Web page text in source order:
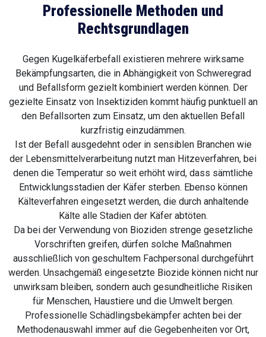
Professionelle Methoden und
Rechtsgrundlagen
Gegen Kugelkäferbefall existieren mehrere wirksame
Bekämpfungsarten, die in Abhängigkeit von Schweregrad
und Befallsform gezielt kombiniert werden können. Der
gezielte Einsatz von Insektiziden kommt häufig punktuell an
den Befallsorten zum Einsatz, um den aktuellen Befall
kurzfristig einzudämmen.
Ist der Befall ausgedehnt oder in sensiblen Branchen wie
der Lebensmittelverarbeitung nutzt man Hitzeverfahren, bei
denen die Temperatur so weit erhöht wird, dass sämtliche
Entwicklungsstadien der Käfer sterben. Ebenso können
Kälteverfahren eingesetzt werden, die durch anhaltende
Kälte alle Stadien der Käfer abtöten.
Da bei der Verwendung von Bioziden strenge gesetzliche
Vorschriften greifen, dürfen solche Maßnahmen
ausschließlich von geschultem Fachpersonal durchgeführt
werden. Unsachgemäß eingesetzte Biozide können nicht nur
unwirksam bleiben, sondern auch gesundheitliche Risiken
für Menschen, Haustiere und die Umwelt bergen.
Professionelle Schädlingsbekämpfer achten bei der
Methodenauswahl immer auf die Gegebenheiten vor Ort,